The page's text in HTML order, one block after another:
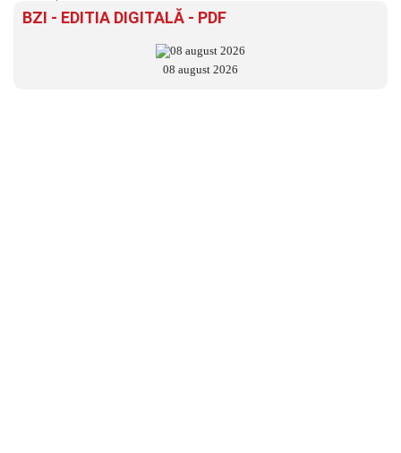
BZI - EDITIA DIGITALĂ - PDF
08 august 2026